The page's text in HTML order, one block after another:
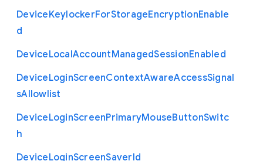
DeviceKeylockerForStorageEncryptionEnable
d
DeviceLocalAccountManagedSessionEnabled
DeviceLoginScreenContextAwareAccessSignal
sAllowlist
DeviceLoginScreenPrimaryMouseButtonSwitc
h
DeviceLoginScreenSaverId